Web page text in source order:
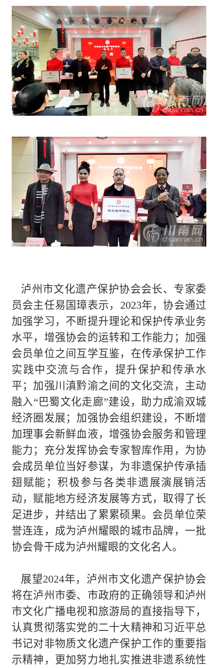
泸州市文化遗产保护协会会长、专家委
员会主任易国璋表示，2023年，协会通过
加强学习，不断提升理论和保护传承业务
水平，增强协会的运转和工作能力；加强
会员单位之间互学互鉴，在传承保护工作
实践中交流与合作，提升保护和传承水
平；加强川滇黔渝之间的文化交流，主动
融入“巴蜀文化走廊”建设，助力成渝双城
经济圈发展；加强协会组织建设，不断增
加理事会新鲜血液，增强协会服务和管理
能力；充分发挥协会专家智库作用，为协
会成员单位当好参谋，为非遗保护传承插
翅赋能；积极参与各类非遗展演展销活
动，赋能地方经济发展等方式，取得了长
足进步，并结出了累累硕果。会员单位荣
誉连连，成为泸州耀眼的城市品牌，一批
协会骨干成为泸州耀眼的文化名人。
展望2024年，泸州市文化遗产保护协会
将在泸州市委、市政府的正确领导和泸州
市文化广播电视和旅游局的直接指导下，
认真贯彻落实党的二十大精神和习近平总
书记对非物质文化遗产保护工作的重要指
示精神，更加努力地扎实推进非遗系统性